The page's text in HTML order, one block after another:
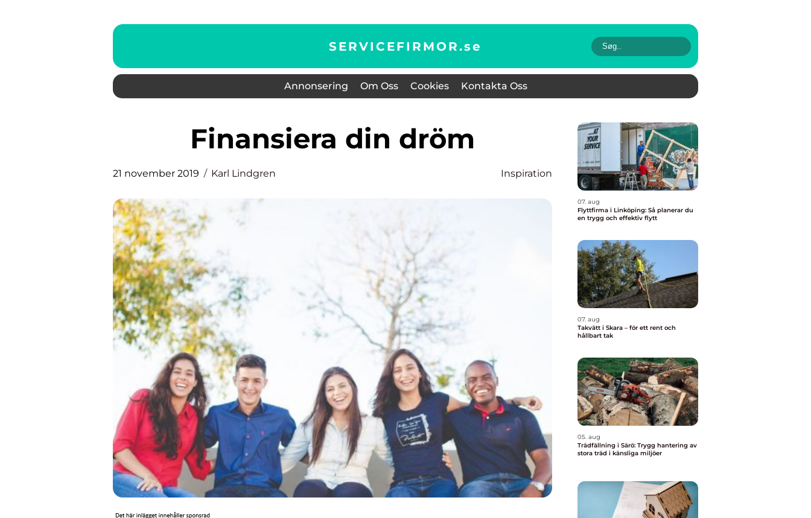
SERVICEFIRMOR.se
Annonsering Om Oss Cookies Kontakta Oss
Finansiera din dröm
21 november 2019 Karl Lindgren Inspiration
07. aug
Flyttfirma i Linköping: Så planerar du
en trygg och effektiv flytt
07. aug
Takvätt i Skara – för ett rent och
hållbart tak
05. aug
Trädfällning i Särö: Trygg hantering av
stora träd i känsliga miljöer